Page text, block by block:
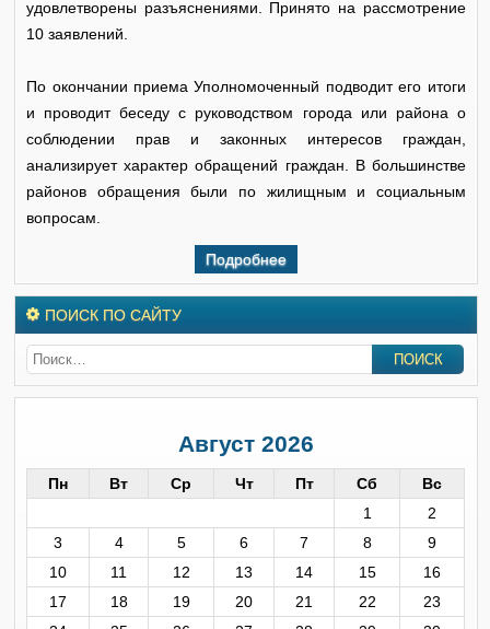
удовлетворены разъяснениями. Принято на рассмотрение
10 заявлений.
По окончании приема Уполномоченный подводит его итоги
и проводит беседу с руководством города или района о
соблюдении прав и законных интересов граждан,
анализирует характер обращений граждан. В большинстве
районов обращения были по жилищным и социальным
вопросам.
Подробнее
ПОИСК ПО САЙТУ
Август 2026
Пн Вт Ср Чт Пт Сб Вс
1
2
3
4 5 6 7 8
9
10
11 12 13 14 15
16
17
18 19 20 21 22
23